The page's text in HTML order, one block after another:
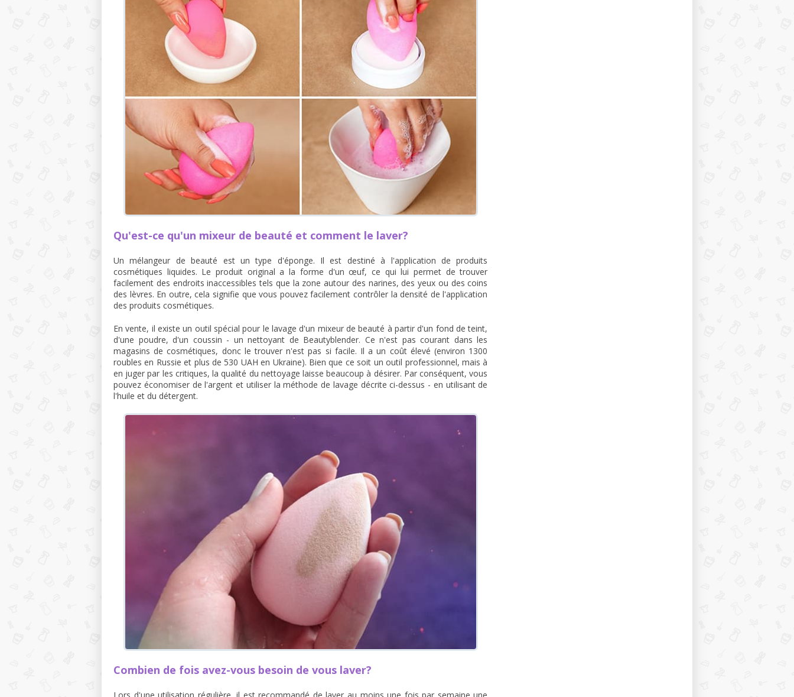
Qu'est-ce qu'un mixeur de beauté et comment le laver?
Un mélangeur de beauté est un type d'éponge. Il est destiné à l'application de produits
cosmétiques liquides. Le produit original a la forme d'un œuf, ce qui lui permet de trouver
facilement des endroits inaccessibles tels que la zone autour des narines, des yeux ou des coins
des lèvres. En outre, cela signifie que vous pouvez facilement contrôler la densité de l'application
des produits cosmétiques.
En vente, il existe un outil spécial pour le lavage d'un mixeur de beauté à partir d'un fond de teint,
d'une poudre, d'un coussin - un nettoyant de Beautyblender. Ce n'est pas courant dans les
magasins de cosmétiques, donc le trouver n'est pas si facile. Il a un coût élevé (environ 1300
roubles en Russie et plus de 530 UAH en Ukraine). Bien que ce soit un outil professionnel, mais à
en juger par les critiques, la qualité du nettoyage laisse beaucoup à désirer. Par conséquent, vous
pouvez économiser de l'argent et utiliser la méthode de lavage décrite ci-dessus - en utilisant de
l'huile et du détergent.
Combien de fois avez-vous besoin de vous laver?